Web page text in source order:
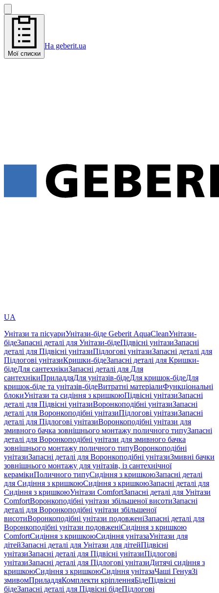
Мої списки
На geberit.ua
UA
Унітази та пісуариУнітази-біде Geberit AquaCleanУнітази-
бідеЗапасні деталі для Унітази-бідеПідвісні унітазиЗапасні
деталі для Підвісні унітазиПідлогові унітазиЗапасні деталі для
Підлогові унітазиКришки-бідеЗапасні деталі для Кришки-
бідеДля сантехнікиЗапасні деталі для Для
сантехнікиПриладдяДля унітазів-бідеДля кришок-бідеДля
кришок-біде та унітазів-бідеВитратні матеріалиФункціональні
блокиУнітази та сидіння з кришкоюПідвісні унітазиЗапасні
деталі для Підвісні унітазиВоронкоподібні унітазиЗапасні
деталі для Воронкоподібні унітазиПідлогові унітазиЗапасні
деталі для Підлогові унітазиВоронкоподібні унітази для
змивного бачка зовнішнього монтажу поличного типуЗапасні
деталі для Воронкоподібні унітази для змивного бачка
зовнішнього монтажу поличного типуВоронкоподібні
унітазиЗапасні деталі для Воронкоподібні унітазиЗмивні бачки
зовнішнього монтажу для унітазів, із сантехнічної
керамікиПоличного типуСидіння з кришкоюЗапасні деталі
для Сидіння з кришкоюСидіння з кришкоюЗапасні деталі для
Сидіння з кришкоюУнітази ComfortЗапасні деталі для Унітази
ComfortВоронкоподібні унітази збільшеної висотиЗапасні
деталі для Воронкоподібні унітази збільшеної
висотиВоронкоподібні унітази подовженіЗапасні деталі для
Воронкоподібні унітази подовженіСидіння з кришкою
ComfortСидіння з кришкоюСидіння унітазаУнітази для
дітейЗапасні деталі для Унітази для дітейПідвісні
унітазиЗапасні деталі для Підвісні унітазиПідлогові
унітазиЗапасні деталі для Підлогові унітазиДитячі сидіння з
кришкоюСидіння з кришкоюСидіння унітазаЧаші ГенуяЗі
змивомПриладдяКомплекти кріпленняБідеПідвісні
бідеЗапасні деталі для Підвісні бідеПідлогові